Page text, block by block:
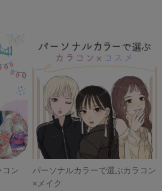
コン
パーソナルカラーで選ぶカラコン
×メイク